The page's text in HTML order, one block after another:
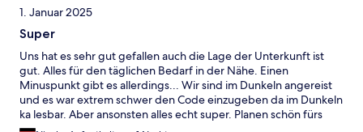
1. Januar 2025
Super
Uns hat es sehr gut gefallen auch die Lage der Unterkunft ist
gut. Alles für den täglichen Bedarf in der Nähe. Einen
Minuspunkt gibt es allerdings... Wir sind im Dunkeln angereist
und es war extrem schwer den Code einzugeben da im Dunkeln
ka lesbar. Aber ansonsten alles echt super. Planen schön fürs
nächste Mal.